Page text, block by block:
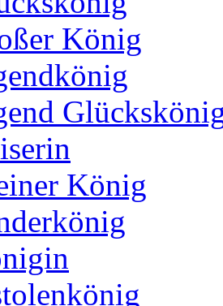
König
König